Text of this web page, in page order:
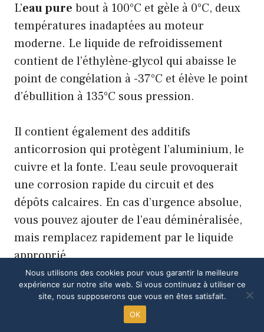
L’eau pure bout à 100°C et gèle à 0°C, deux
températures inadaptées au moteur
moderne. Le liquide de refroidissement
contient de l’éthylène-glycol qui abaisse le
point de congélation à -37°C et élève le point
d’ébullition à 135°C sous pression.
Il contient également des additifs
anticorrosion qui protègent l’aluminium, le
cuivre et la fonte. L’eau seule provoquerait
une corrosion rapide du circuit et des
dépôts calcaires. En cas d’urgence absolue,
vous pouvez ajouter de l’eau déminéralisée,
mais remplacez rapidement par le liquide
approprié.
Comment purger correctement le circuit
Nous utilisons des cookies pour vous garantir la meilleure
expérience sur notre site web. Si vous continuez à utiliser ce
site, nous supposerons que vous en êtes satisfait.
OK